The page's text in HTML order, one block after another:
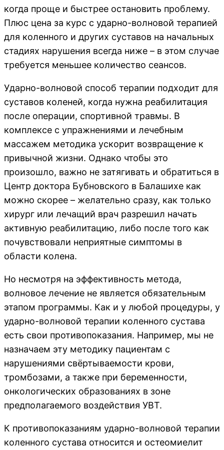
когда проще и быстрее остановить проблему.
Плюс цена за курс с ударно-волновой терапией
для коленного и других суставов на начальных
стадиях нарушения всегда ниже – в этом случае
требуется меньшее количество сеансов.
Ударно-волновой способ терапии подходит для
суставов коленей, когда нужна реабилитация
после операции, спортивной травмы. В
комплексе с упражнениями и лечебным
массажем методика ускорит возвращение к
привычной жизни. Однако чтобы это
произошло, важно не затягивать и обратиться в
Центр доктора Бубновского в Балашихе как
можно скорее – желательно сразу, как только
хирург или лечащий врач разрешил начать
активную реабилитацию, либо после того как
почувствовали неприятные симптомы в
области колена.
Но несмотря на эффективность метода,
волновое лечение не является обязательным
этапом программы. Как и у любой процедуры, у
ударно-волновой терапии коленного сустава
есть свои противопоказания. Например, мы не
назначаем эту методику пациентам с
нарушениями свёртываемости крови,
тромбозами, а также при беременности,
онкологических образованиях в зоне
предполагаемого воздействия УВТ.
К противопоказаниям ударно-волновой терапии
коленного сустава относится и остеомиелит